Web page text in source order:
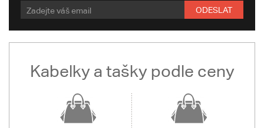
ODESLAT
Kabelky a tašky podle ceny